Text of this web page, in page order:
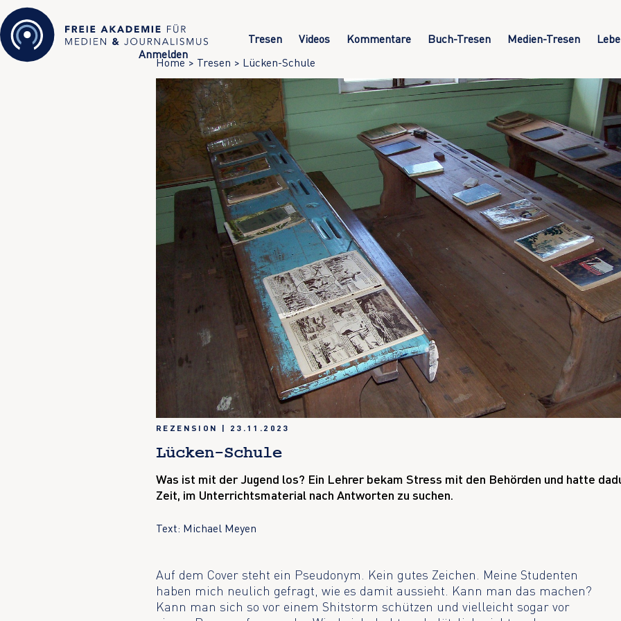
Tresen Videos Kommentare Buch-Tresen Medien-Tresen
Anmelden
Home> Tresen > Lücken-Schule
REZENSION | 23.11.2023
Lücken-Schule
Was ist mit der Jugend los? Ein Lehrer bekam Stress mit den Behörden und hatte
Zeit, im Unterrichtsmaterial nach Antworten zu suchen.
Text: Michael Meyen
Auf dem Cover steht ein Pseudonym. Kein gutes Zeichen. Meine Studenten
haben mich neulich gefragt, wie es damit aussieht. Kann man das machen?
Kann man sich so vor einem Shitstorm schützen und vielleicht sogar vor